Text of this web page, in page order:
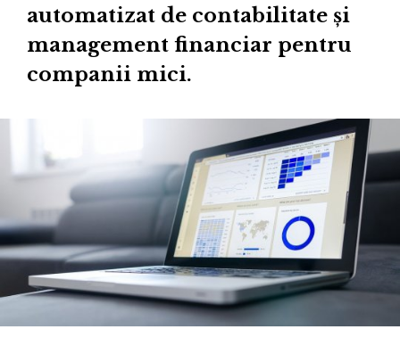
automatizat de contabilitate și
management financiar pentru
companii mici.